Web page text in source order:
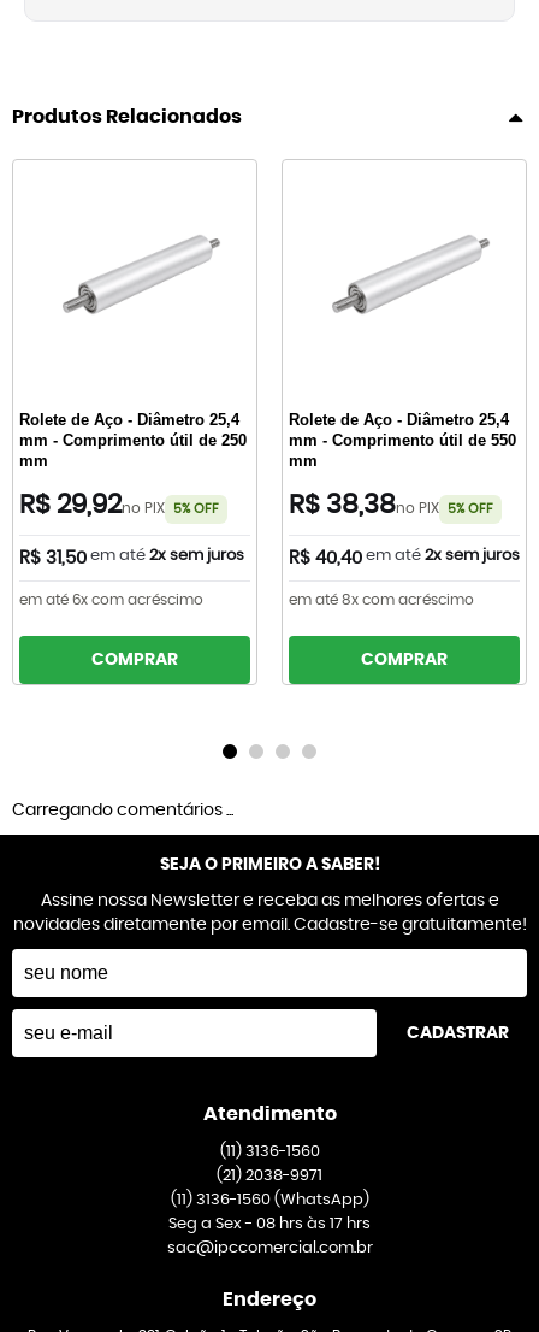
Produtos Relacionados
Rolete de Aço - Diâmetro 25,4
mm - Comprimento útil de 250
mm
R$ 29,92no PIX 5% OFF
R$ 31,50 em até 2x sem juros
em até 6x com acréscimo
COMPRAR
Rolete de Aço - Diâmetro 25,4
mm - Comprimento útil de 550
mm
R$ 38,38no PIX 5% OFF
R$ 40,40 em até 2x sem juros
em até 8x com acréscimo
COMPRAR
Carregando comentários ...
SEJA O PRIMEIRO A SABER!
Assine nossa Newsletter e receba as melhores ofertas e
novidades diretamente por email. Cadastre-se gratuitamente!
CADASTRAR
Atendimento
(11)3136-1560
(21) 2038-9971
(11)3136-1560 (WhatsApp)
Seg a Sex - 08 hrs às 17 hrs
sac@ipccomercial.com.br
Endereço